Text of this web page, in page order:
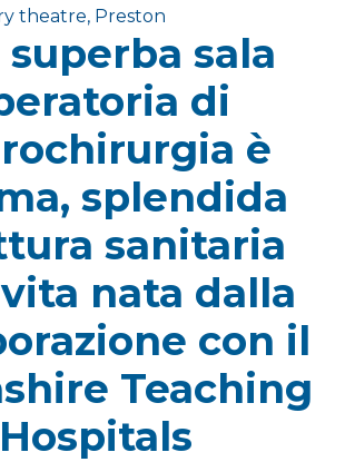
superba sala
di
è
splendida
sanitaria
nata dalla
con il
Teaching
Hospitals